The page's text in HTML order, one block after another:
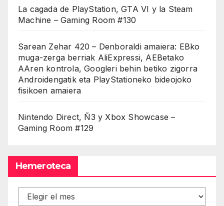
La cagada de PlayStation, GTA VI y la Steam
Machine – Gaming Room #130
Sarean Zehar 420 – Denboraldi amaiera: EBko
muga-zerga berriak AliExpressi, AEBetako
AAren kontrola, Googleri behin betiko zigorra
Androidengatik eta PlayStationeko bideojoko
fisikoen amaiera
Nintendo Direct, Ñ3 y Xbox Showcase –
Gaming Room #129
Hemeroteca
Hemeroteca